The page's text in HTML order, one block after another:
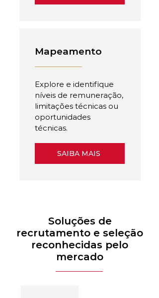
Mapeamento
Explore e identifique
níveis de remuneração,
limitações técnicas ou
oportunidades
técnicas.
SAIBA MAIS
Soluções de
recrutamento e seleção
reconhecidas pelo
mercado